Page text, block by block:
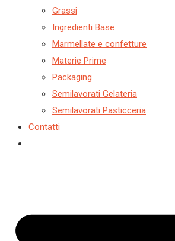
Grassi
Ingredienti Base
Marmellate e confetture
Materie Prime
Packaging
Semilavorati Gelateria
Semilavorati Pasticceria
Contatti